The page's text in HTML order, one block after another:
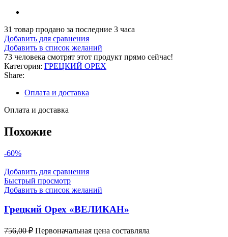
31 товар продано за последние 3 часа
Добавить для сравнения
Добавить в список желаний
73 человека смотрят этот продукт прямо сейчас!
Категория: ГРЕЦКИЙ ОРЕХ
Share:
Оплата и доставка
Оплата и доставка
Похожие
-60%
Добавить для сравнения
Быстрый просмотр
Добавить в список желаний
Грецкий Орех «ВЕЛИКАН»
756,00₽ Первоначальная цена составляла